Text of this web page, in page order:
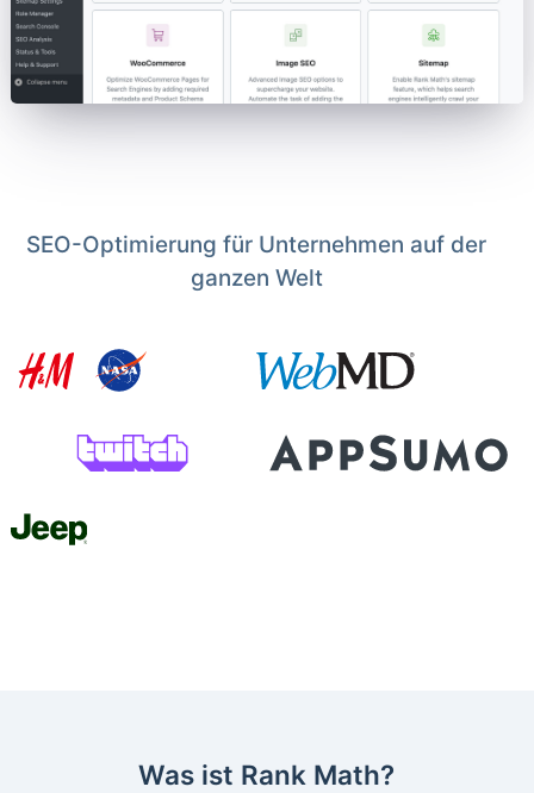
SEO-Optimierung für Unternehmen auf der
ganzen Welt
Was ist Rank Math?